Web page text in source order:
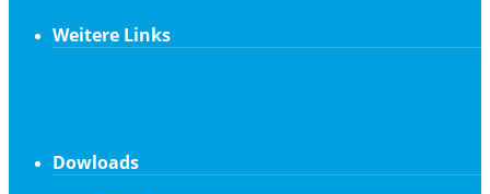
Weitere Links
Dowloads